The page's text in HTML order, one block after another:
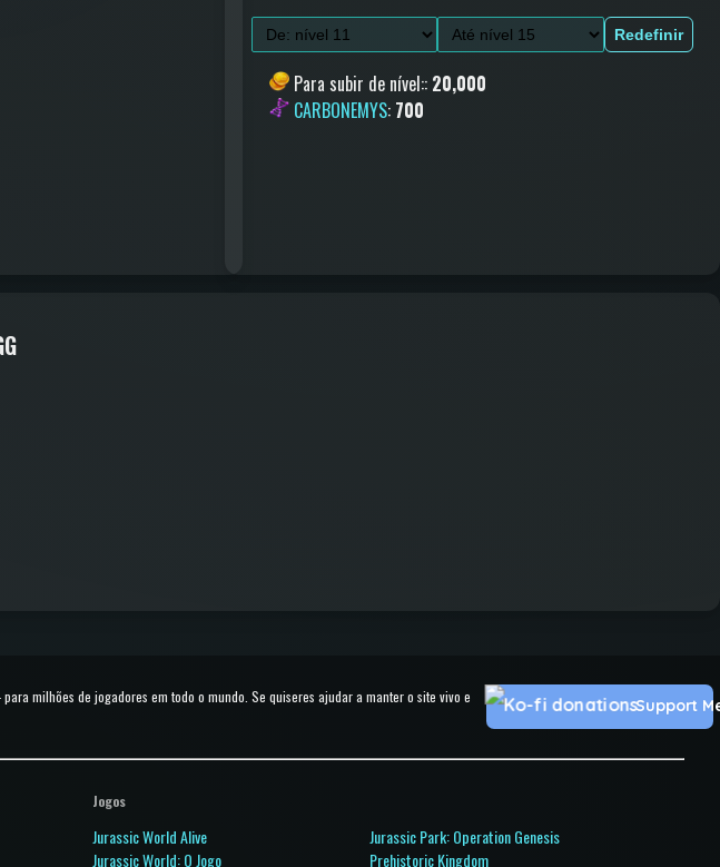
Redefinir
Para subir de nível:: 20,000
CARBONEMYS: 700
milhões de jogadores em todo o mundo. Se quiseres ajudar a manter o site vivo e
Support
Jogos
Jurassic World Alive
Jurassic World: O Jogo
Jurassic Park: Operation Genesis
Prehistoric Kingdom